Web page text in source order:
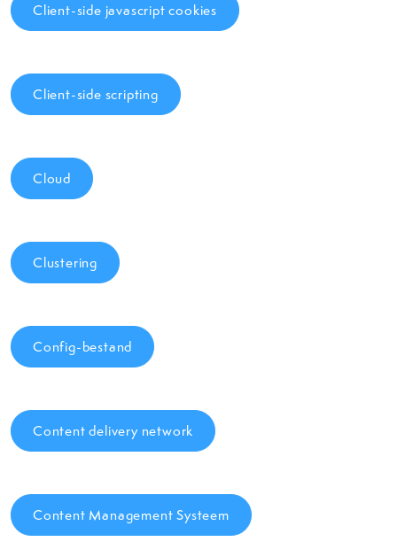
Client-side javascript cookies
Client-side scripting
Cloud
Clustering
Config-bestand
Content delivery network
Content Management Systeem